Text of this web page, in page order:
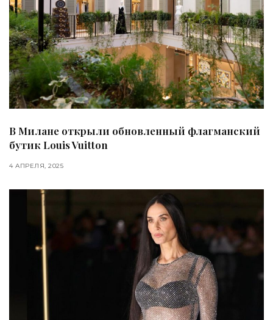
В Милане открыли обновленный флагманский
бутик Louis Vuitton
4 АПРЕЛЯ, 2025